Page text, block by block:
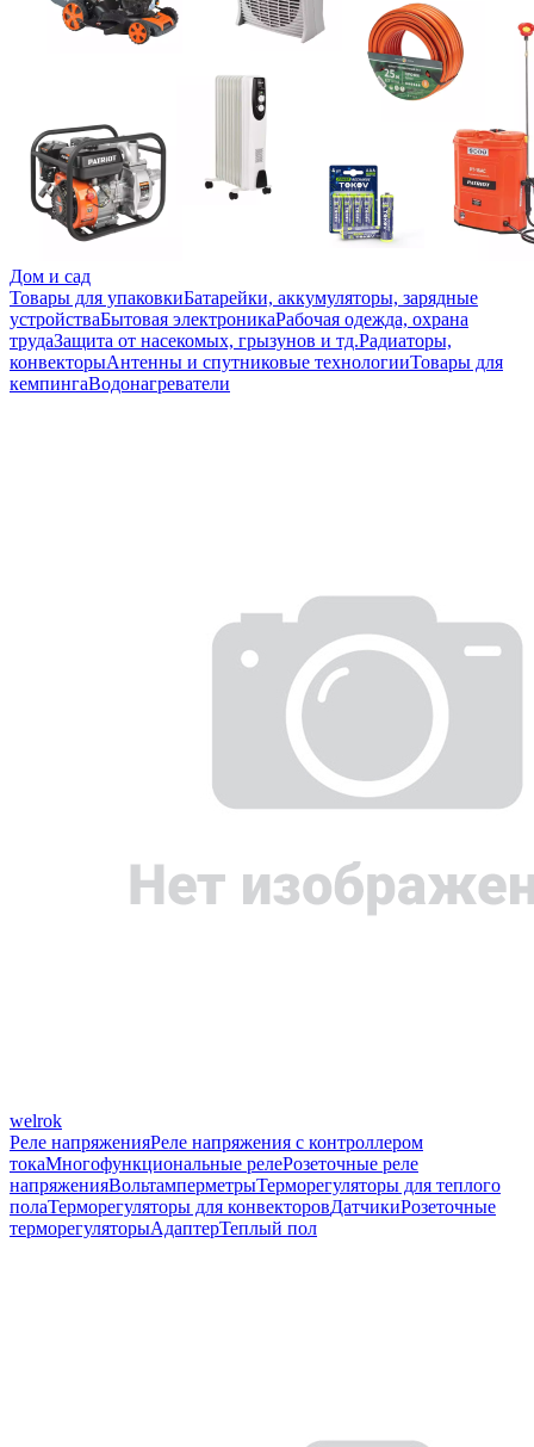
Дом и сад
Товары для упаковкиБатарейки, аккумуляторы, зарядные
устройстваБытовая электроникаРабочая одежда, охрана
трудаЗащита от насекомых, грызунов и тд.Радиаторы,
конвекторыАнтенны и спутниковые технологииТовары для
кемпингаВодонагреватели
welrok
Реле напряженияРеле напряжения с контроллером
токаМногофункциональные релеРозеточные реле
напряженияВольтамперметрыТерморегуляторы для теплого
полаТерморегуляторы для конвекторовДатчикиРозеточные
терморегуляторыАдаптерТеплый пол